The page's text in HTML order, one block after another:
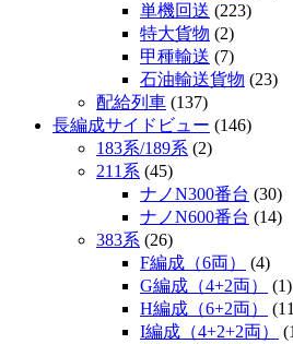
単機回送 (223)
特大貨物 (2)
甲種輸送 (7)
石油輸送貨物 (23)
配給列車 (137)
長編成サイドビュー (146)
183系/189系 (2)
211系 (45)
ナノN300番台 (30)
ナノN600番台 (14)
383系 (26)
F編成（6両）
(4)
G編成（4+2両）
(1)
H編成（6+2両）
I編成（4+2+2両）